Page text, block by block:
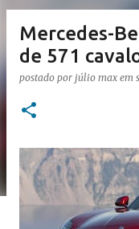
Mercedes-
de 571
postado por júlio max em